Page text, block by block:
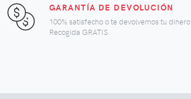
GARANTÍA DE DEVOLUCIÓN
100% satisfecho o te devolvemos tu dinero
Recogida GRATIS